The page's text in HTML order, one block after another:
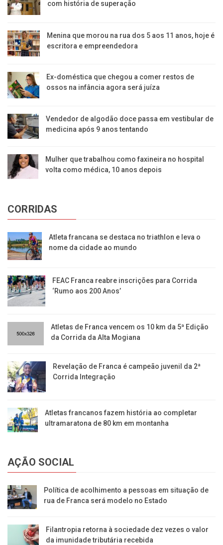
com história de superação
Menina que morou na rua dos 5 aos 11 anos, hoje é
escritora e empreendedora
Ex-doméstica que chegou a comer restos de
ossos na infância agora será juíza
Vendedor de algodão doce passa em vestibular de
medicina após 9 anos tentando
Mulher que trabalhou como faxineira no hospital
volta como médica, 10 anos depois
CORRIDAS
Atleta francana se destaca no triathlon e leva o
nome da cidade ao mundo
FEAC Franca reabre inscrições para Corrida
‘Rumo aos 200 Anos’
Atletas de Franca vencem os 10 km da 5ª Edição
da Corrida da Alta Mogiana
Revelação de Franca é campeão juvenil da 2ª
Corrida Integração
Atletas francanos fazem história ao completar
ultramaratona de 80 km em montanha
AÇÃO SOCIAL
Política de acolhimento a pessoas em situação de
rua de Franca será modelo no Estado
Filantropia retorna à sociedade dez vezes o valor
da imunidade tributária recebida